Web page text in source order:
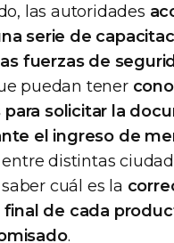
las autoridades
serie de
fuerzas de
puedan tener
solicitar la
el ingreso de
distintas
cuál es la
final de cada
.